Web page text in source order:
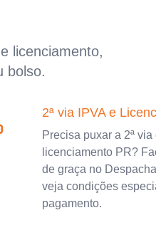
licenciamento,
bolso.
2ª via IPVA e
Precisa puxar a 2ª via
licenciamento PR?
de graça no
veja condições
pagamento.